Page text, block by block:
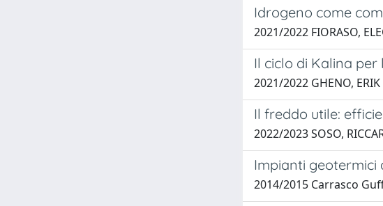
Idrogeno come
2021/2022 FIORASO,
Il ciclo di Kalina
2021/2022 GHENO, ERIK
Il freddo utile:
2022/2023 SOSO,
Impianti geotermici
2014/2015 Carrasco